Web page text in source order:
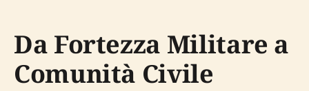
Da Fortezza Militare a
Comunità Civile